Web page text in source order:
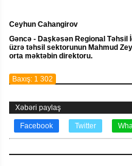
Ceyhun Cahangirov
Gəncə - Daşkəsən Regional Təhsil
üzrə təhsil sektorunun Mahmud
orta məktəbin direktoru.
Baxış: 1 302
Xəbəri paylaş
Facebook Twitter